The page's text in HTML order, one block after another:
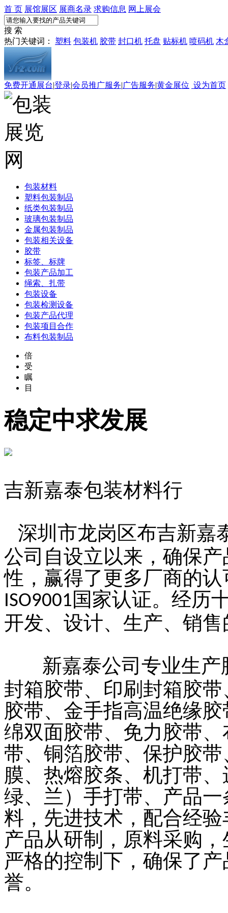
首 页 展馆展区 展商名录 求购信息 网上展会
搜 索
热门关键词： 塑料 包装机 胶带 封口机 托盘 贴标机 喷码机 木
免费开通展台|登录|会员推广服务|广告服务|黄金展位 设为首页
包装材料
塑料包装制品
纸类包装制品
玻璃包装制品
金属包装制品
包装相关设备
胶带
标签、标牌
包装产品加工
绳索、扎带
包装设备
包装检测设备
包装产品代理
包装项目合作
布料包装制品
倍
受
瞩
目
稳定中求发展
吉新嘉泰包装材料行
深圳市龙岗区布吉新嘉
公司自设立以来，确保
性，赢得了更多厂商的
ISO9001国家认证。经历
开发、设计、生产、销
新嘉泰公司专业生
封箱胶带、印刷封箱胶
胶带、金手指高温绝缘
绵双面胶带、免力胶带
带、铜箔胶带、保护胶
膜、热熔胶条、机打带
绿、兰）手打带、产品
料，先进技术，配合经
产品从研制，原料采购
严格的控制下，确保了
誉。